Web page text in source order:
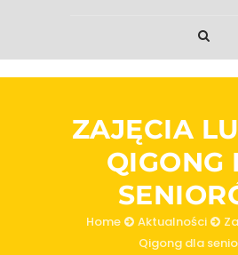
ZAJĘCIA
QIGONG
Home Aktualności
Qigong dla